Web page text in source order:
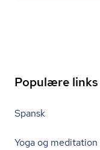
Populære links
Spansk
Yoga og meditation